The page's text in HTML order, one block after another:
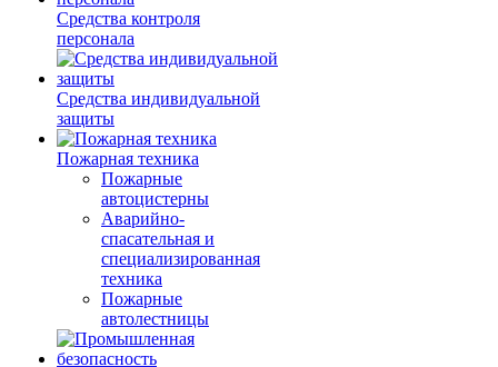
Средства контроля
персонала
Средства индивидуальной
защиты
Пожарная техника
Пожарные
автоцистерны
Аварийно-
спасательная и
специализированная
техника
Пожарные
автолестницы